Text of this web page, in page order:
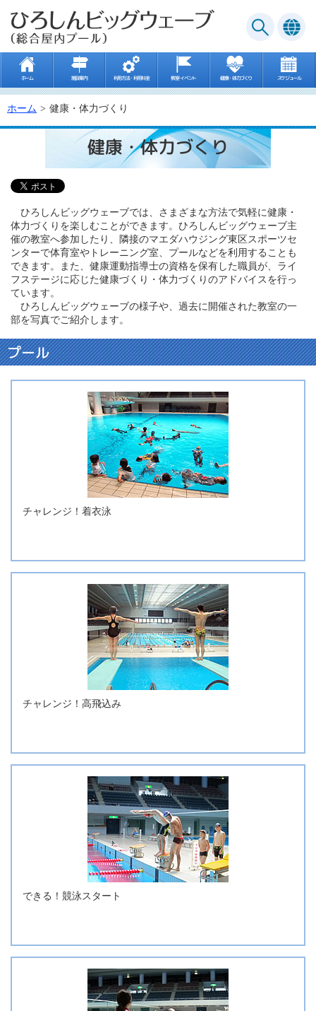
ホーム 施設案内 利用方法・利用料金 教室･イベント 健康・体力づくり スケジュール
ホーム 健康・体力づくり
健康・体力づくり
ひろしんビッグウェーブでは、さまざまな方法で気軽に健康・
体力づくりを楽しむことができます。ひろしんビッグウェーブ主
催の教室へ参加したり、隣接のマエダハウジング東区スポーツセ
ンターで体育室やトレーニング室、プールなどを利用することも
できます。また、健康運動指導士の資格を保有した職員が、ライ
フステージに応じた健康づくり・体力づくりのアドバイスを行っ
ています。
ひろしんビッグウェーブの様子や、過去に開催された教室の一
部を写真でご紹介します。
プール
チャレンジ！着衣泳
チャレンジ！高飛込み
できる！競泳スタート